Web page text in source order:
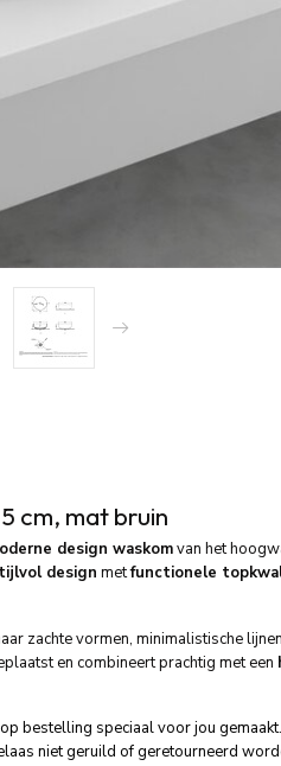
cm, mat bruin
design waskomvan het
design metfunctionele
zachte vormen, minimalistische
en combineert prachtig met een
bestelling speciaal voor jou
niet geruild of geretourneerd